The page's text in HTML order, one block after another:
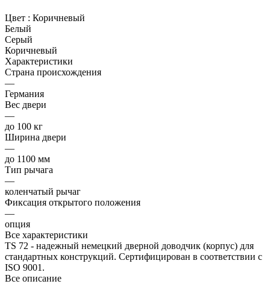
Цвет : Коричневый
Белый
Серый
Коричневый
Характеристики
Страна происхождения
—
Германия
Вес двери
—
до 100 кг
Ширина двери
—
до 1100 мм
Тип рычага
—
коленчатый рычаг
Фиксация открытого положения
—
опция
Все характеристики
TS 72 - надежный немецкий дверной доводчик (корпус) для
стандартных конструкций. Сертифицирован в соответствии с
ISO 9001.
Все описание